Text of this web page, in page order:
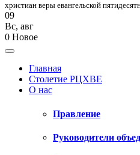
христиан веры евангельской
09
Вс, авг
0 Новое
Главная
Столетие РЦХВЕ
О нас
Правление
Руководители